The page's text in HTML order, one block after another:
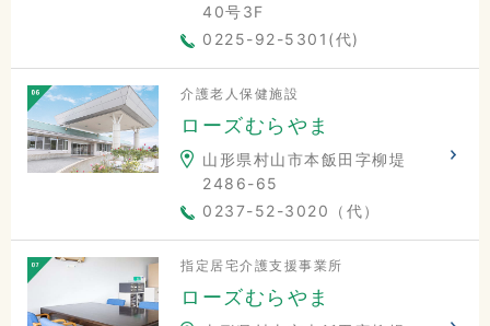
40号3F
0225-92-5301(代)
介護老人保健施設
ローズむらやま
山形県村山市本飯田字柳堤
2486-65
0237-52-3020（代）
指定居宅介護支援事業所
ローズむらやま